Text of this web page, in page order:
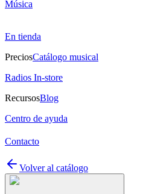
Música
En tienda
PreciosCatálogo musical
Radios In-store
RecursosBlog
Centro de ayuda
Contacto
Volver al catálogo